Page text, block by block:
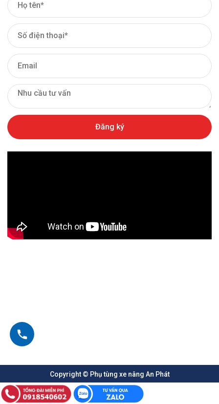
Copyright © Phụ tùng xe nâng An Phát